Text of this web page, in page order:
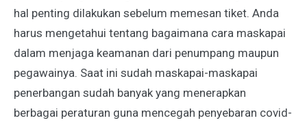
hal penting dilakukan sebelum memesan tiket. Anda
harus mengetahui tentang bagaimana cara maskapai
dalam menjaga keamanan dari penumpang maupun
pegawainya. Saat ini sudah maskapai-maskapai
penerbangan sudah banyak yang menerapkan
berbagai peraturan guna mencegah penyebaran covid-